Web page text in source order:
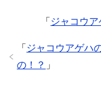
「 ジャコウ
「 ジャコウアゲハ
の！？ 」